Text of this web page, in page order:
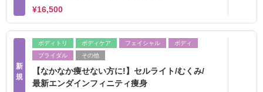
¥16,500
新
規
ボディトリ ボディケア フェイシャル
ボディ
ブライダル
その他
【なかなか痩せない方に!】セルライト/むくみ/
最新エンダインフィニティ痩身